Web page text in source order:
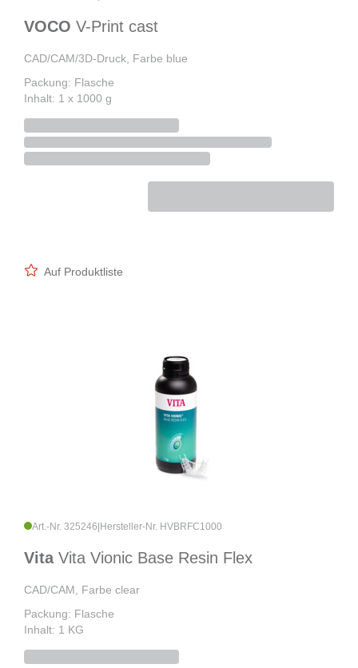
VOCO V-Print cast
CAD/CAM/3D-Druck, Farbe blue
Packung: Flasche
Inhalt: 1 x 1000 g
Auf Produktliste
Art.-Nr. 325246 Hersteller-Nr. HVBRFC1000
Vita Vita Vionic Base Resin Flex
CAD/CAM, Farbe clear
Packung: Flasche
Inhalt: 1 KG